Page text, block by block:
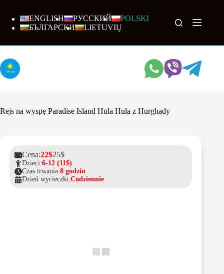
treści
ENGLISH РУССКИЙ
POLSKI
БЪЛГАРСКИ
LIETUVIŲ
Rejs na wyspę Paradise Island Hula Hula z Hurghady
Cena:22$25$
Dzieci:6-12 (11$)
Czas trwania:8 godzin
Dzień wycieczki:Codziennie